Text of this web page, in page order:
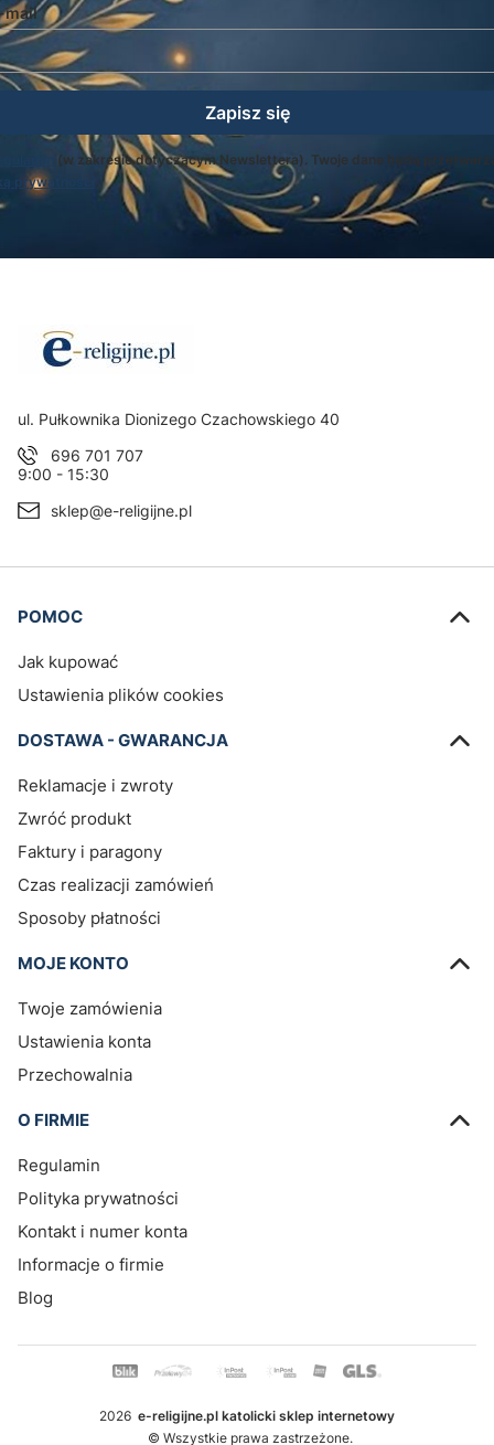
mail
Zapisz się
(w zakresie dotyczącym Newslettera). Twoje dane będą
prywatności
Adres:
ul. Pułkownika Dionizego Czachowskiego 40
696 701 707
9:00 - 15:30
sklep@e-religijne.pl
Linki w stopce
POMOC
Jak kupować
Ustawienia plików cookies
DOSTAWA - GWARANCJA
Reklamacje i zwroty
Zwróć produkt
Faktury i paragony
Czas realizacji zamówień
Sposoby płatności
MOJE KONTO
Twoje zamówienia
Ustawienia konta
Przechowalnia
O FIRMIE
Regulamin
Polityka prywatności
Kontakt i numer konta
Informacje o firmie
Blog
2026 e-religijne.pl katolicki sklep internetowy
© Wszystkie prawa zastrzeżone.